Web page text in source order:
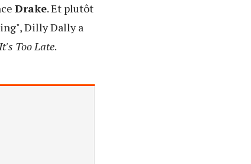
Drake. Et plutôt
Dilly Dally a
Too Late.